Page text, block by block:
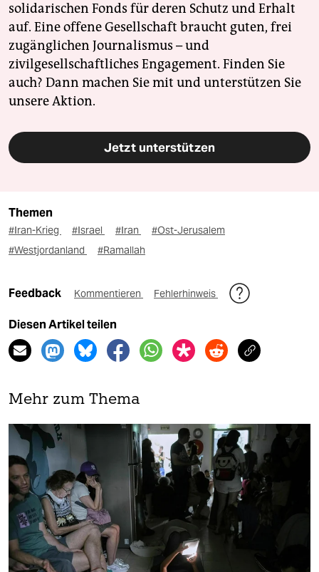
solidarischen Fonds für deren Schutz und Erhalt
auf. Eine offene Gesellschaft braucht guten, frei
zugänglichen Journalismus – und
zivilgesellschaftliches Engagement. Finden Sie
auch? Dann machen Sie mit und unterstützen Sie
unsere Aktion.
Jetzt unterstützen
Themen
#Iran-Krieg #Israel #Iran
#Ost-Jerusalem
#Westjordanland
#Ramallah
Feedback Kommentieren Fehlerhinweis
Diesen Artikel teilen
Mehr zum Thema